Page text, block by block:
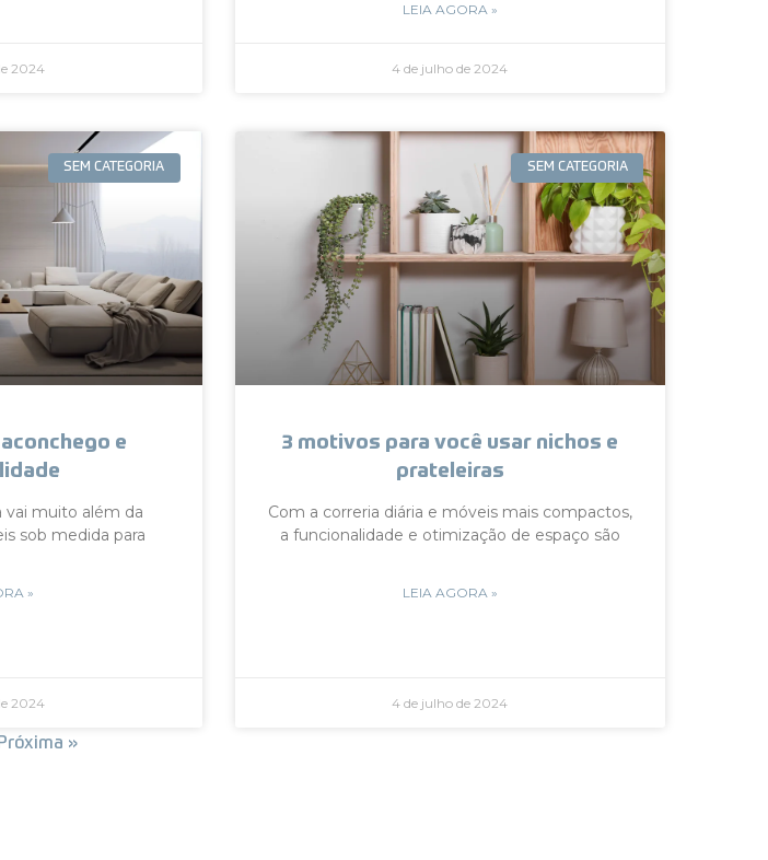
2024
LEIA AGORA »
4 de julho de 2024
SEM CATEGORIA
e
vai muito além da
sob medida para
»
2024
SEM CATEGORIA
3 motivos para você usar nichos e
prateleiras
Com a correria diária e móveis mais compactos,
a funcionalidade e otimização de espaço são
LEIA AGORA »
4 de julho de 2024
»